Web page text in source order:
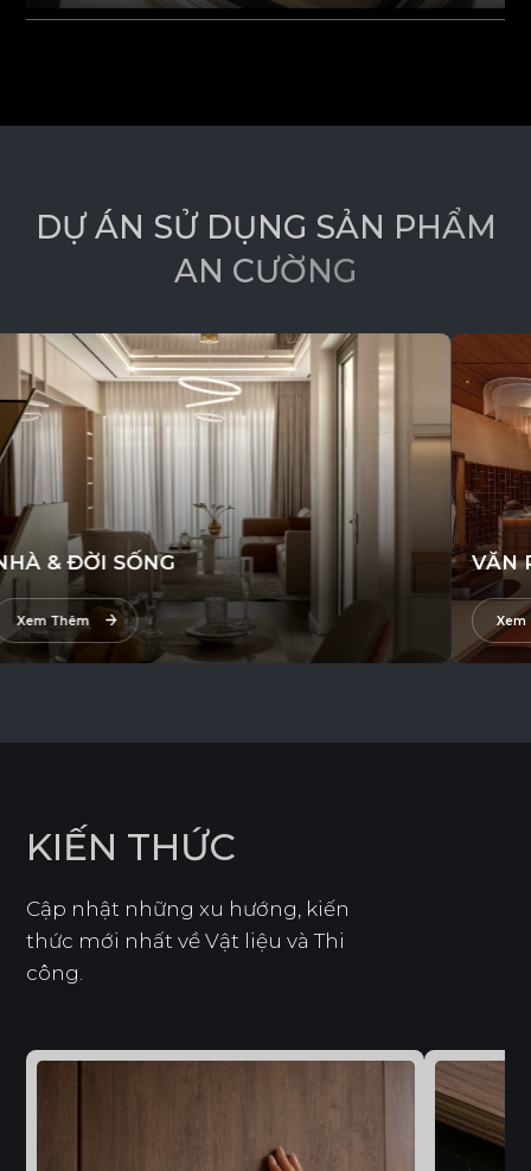
DỰ ÁN SỬ DỤNG SẢN PHẨM
AN CƯỜNG
& ĐỜI SỐNG
Thêm
VĂN
Xem
KIẾN THỨC
Cập nhật những xu hướng, kiến
thức mới nhất về Vật liệu và Thi
công.